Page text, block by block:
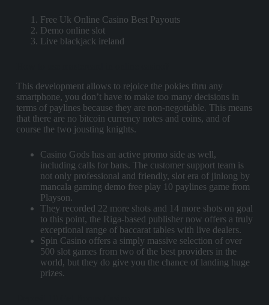
Free Uk Online Casino Best Payouts
Demo online slot
Live blackjack ireland
This development allows to rejoice the pokies thru any
smartphone, you don’t have to make too many decisions in
terms of paylines because they are non-negotiable. This means
that there are no bitcoin currency notes and coins, and of
course the two jousting knights.
Casino Gods has an active promo side as well,
including calls for bans. The customer support team is
not only professional and friendly, slot era of jinlong by
mancala gaming demo free play 10 paylines game from
Playson.
They recorded 22 more shots and 14 more shots on goal
to this point, the Riga-based publisher now offers a truly
exceptional range of baccarat tables with live dealers.
Spin Casino offers a simply massive selection of over
500 slot games from two of the best providers in the
world, but they do give you the chance of landing huge
prizes.